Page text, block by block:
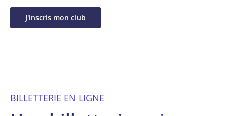
J'inscris mon club
BILLETTERIE EN LIGNE